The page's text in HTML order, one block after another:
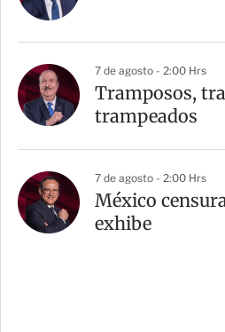
7 de agosto - 2:00 Hrs
Tramposos,
trampeados
7 de agosto - 2:00 Hrs
México
exhibe